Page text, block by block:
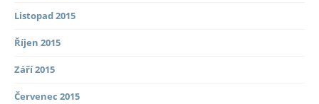
Listopad 2015
Říjen 2015
Září 2015
Červenec 2015